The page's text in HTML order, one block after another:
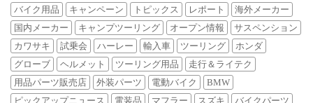
バイク用品
キャンペーン トピックス レポート
海外メーカー
国内メーカー
キャンプツーリング オープン情報
サスペンション
カワサキ
試乗会 ハーレー 輸入車 ツーリング
ホンダ
グローブ
ヘルメット ツーリング用品
走行＆ライテク
用品パーツ販売店
外装パーツ 電動バイク
BMW
ピックアップニュース
電装品 マフラー スズキ バイクパーツ